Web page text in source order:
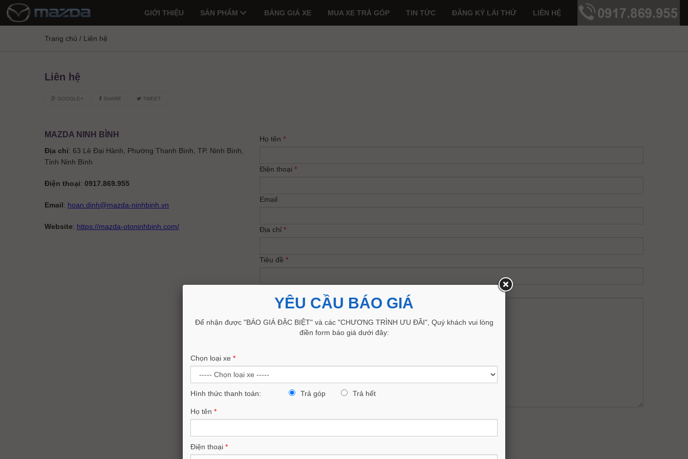
GIỚI THIỆU SẢN PHẨM BẢNG GIÁ XE MUA XE TRẢ GÓP TIN TỨC ĐĂNG KÝ LÁI THỬ LIÊN HỆ
Trang chủ / Liên hệ
Liên hệ
GOOGLE+ SHARE TWEET
MAZDA NINH BÌNH
Địa chỉ: 63 Lê Đại Hành, Phường Thanh Bình, TP. Ninh Bình,
Tỉnh Ninh Bình
Điện thoại: 0917.869.955
Email: hoan.dinh@mazda-ninhbinh.vn
Website: https://mazda-otoninhbinh.com/
Họ tên *
Điện thoại *
Email
Địa chỉ *
Tiêu đề *
YÊU CẦU BÁO GIÁ
Để nhận được "BÁO GIÁ ĐẶC BIỆT" và các "CHƯƠNG TRÌNH ƯU ĐÃI", Quý khách vui lòng
điền form báo giá dưới đây:
Chọn loại xe *
Hình thức thanh toán: Trả góp Trả hết
Họ tên *
Điện thoại *